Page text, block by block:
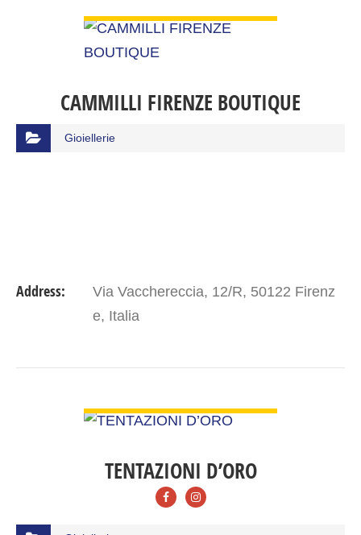
CAMMILLI FIRENZE BOUTIQUE
Gioiellerie
Address:
Via Vacchereccia, 12/R, 50122 Firenz
e, Italia
TENTAZIONI D’ORO